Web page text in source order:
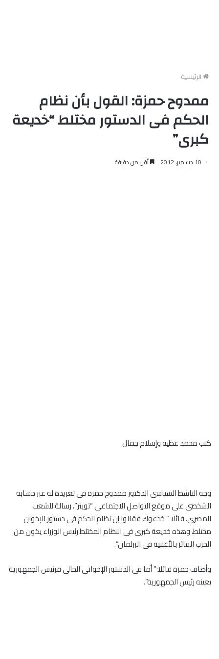
الرئيسية
ممدوح حمزة: القول بأن نظام
الحكم فى الدستور مختلط “خديعة
كبرى”
10 ديسمبر، 2012 أقل من دقيقة
كتب محمد عطية وإسلام جمال
وجه الناشط السياسى الدكتور ممدوح حمزة فى تغريدة له عبر حسابه
الشخصى على موقع التواصل الاجتماعى “تويتر”، رسالة للشعب
المصرى، قائلا ” خدعوك فقالوا إن نظام الحكم فى دستور الإخوان
مختلط، وهذه خديعة كبرى فى النظام المختلط رئيس الوزراء يكون من
الحزب الفائز بالأغلبية فى البرلمان”.
وأضاف حمزة قائلا:” أما فى الدستور الإخوانى الحالى فرئيس الجمهورية
يعينه رئيس الجمهورية”.